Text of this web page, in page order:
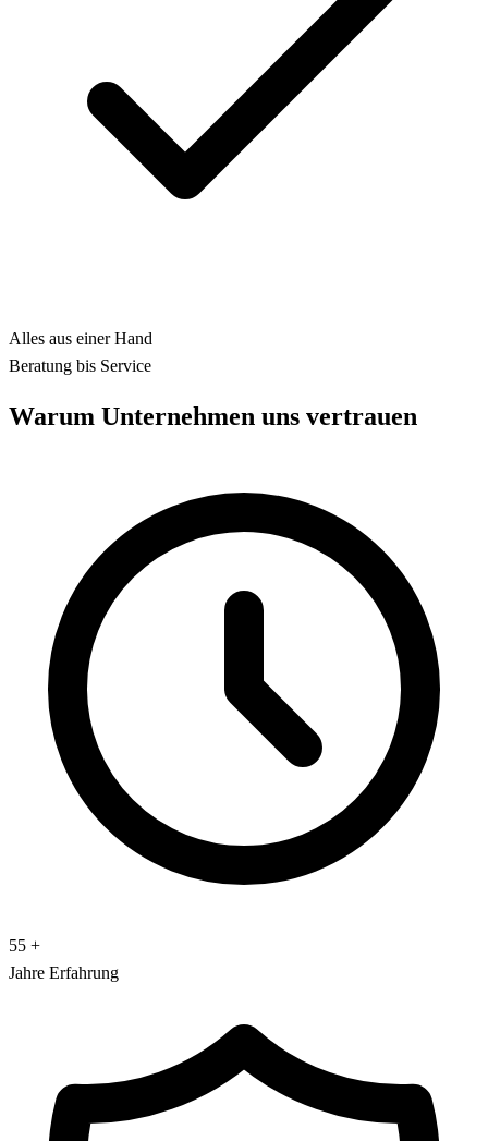
Alles aus einer Hand
Beratung bis Service
Warum Unternehmen uns vertrauen
55 +
Jahre Erfahrung